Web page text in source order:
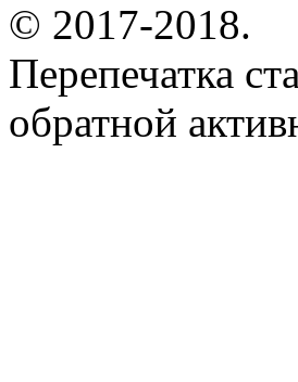
© 2017-2018.
Перепечатка
обратной